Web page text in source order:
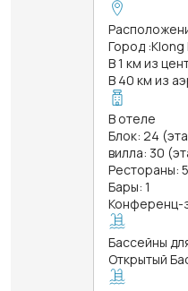
Город :Klong
В 1 км из
В 40 км из
В отеле
Блок: 24
вилла: 30
Рестораны:
Бары: 1
Конференц-
Бассейны
Открытый